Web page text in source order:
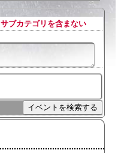
サブカテゴリを含まない